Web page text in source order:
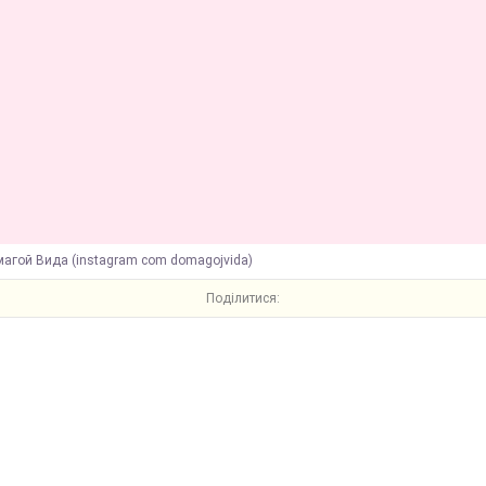
Вида (instagram com domagojvida)
Поділитися: